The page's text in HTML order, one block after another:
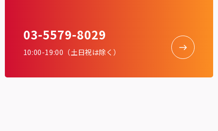
03-5579-8029
10:00-19:00（土日祝は除く）